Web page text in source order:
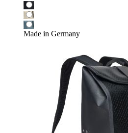
Made in Germany